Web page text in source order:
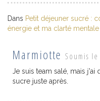
Dans Petit déjeuner sucré :
énergie et ma clarté mentale
Marmiotte Soumis
Je suis team salé, mais
sucre juste après.